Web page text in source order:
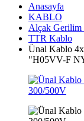
Anasayfa
KABLO
Alçak Gerilim
TTR Kablo
Ünal Kablo
"H05VV-F